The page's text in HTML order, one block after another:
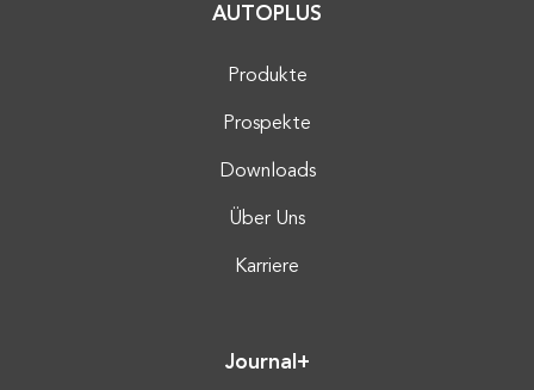
AUTOPLUS
Produkte
Prospekte
Downloads
Über Uns
Karriere
Journal+